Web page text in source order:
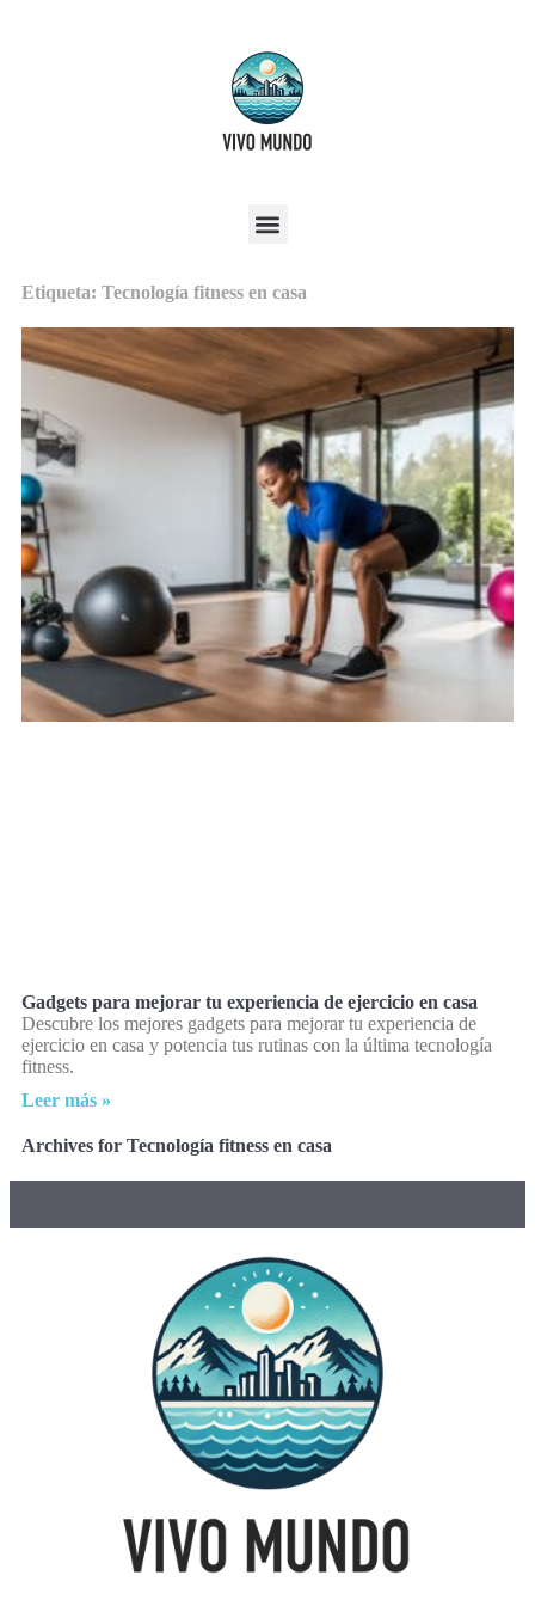
Etiqueta: Tecnología fitness en casa
Gadgets para mejorar tu experiencia de ejercicio en casa
Descubre los mejores gadgets para mejorar tu experiencia de
ejercicio en casa y potencia tus rutinas con la última tecnología
fitness.
Leer más »
Archives for Tecnología fitness en casa